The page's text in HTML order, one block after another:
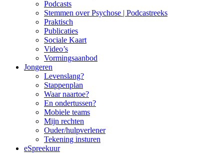
Podcasts
Stemmen over Psychose | Podcastreeks
Praktisch
Publicaties
Sociale Kaart
Video’s
Vormingsaanbod
Jongeren
Levenslang?
Stappenplan
Waar naartoe?
En ondertussen?
Mobiele teams
Mijn rechten
Ouder/hulpverlener
Tekening insturen
eSpreekuur